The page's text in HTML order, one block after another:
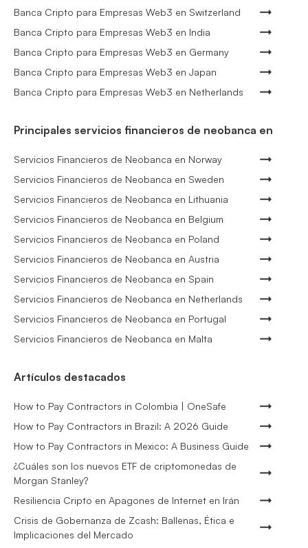
Banca Cripto para Empresas Web3 en Switzerland
Banca Cripto para Empresas Web3 en India
Banca Cripto para Empresas Web3 en Germany
Banca Cripto para Empresas Web3 en Japan
Banca Cripto para Empresas Web3 en Netherlands
Principales servicios financieros de neobanca en
Servicios Financieros de Neobanca en Norway
Servicios Financieros de Neobanca en Sweden
Servicios Financieros de Neobanca en Lithuania
Servicios Financieros de Neobanca en Belgium
Servicios Financieros de Neobanca en Poland
Servicios Financieros de Neobanca en Austria
Servicios Financieros de Neobanca en Spain
Servicios Financieros de Neobanca en Netherlands
Servicios Financieros de Neobanca en Portugal
Servicios Financieros de Neobanca en Malta
Artículos destacados
How to Pay Contractors in Colombia | OneSafe
How to Pay Contractors in Brazil: A 2026 Guide
How to Pay Contractors in Mexico: A Business Guide
¿Cuáles son los nuevos ETF de criptomonedas de
Morgan Stanley?
Resiliencia Cripto en Apagones de Internet en Irán
Crisis de Gobernanza de Zcash: Ballenas, Ética e
Implicaciones del Mercado